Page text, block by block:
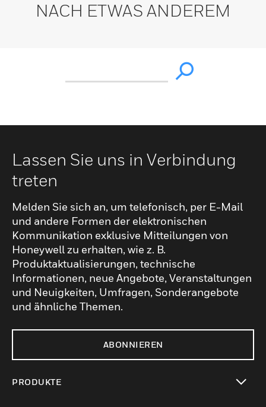
NACH ETWAS ANDEREM
Lassen Sie uns in Verbindung
treten
Melden Sie sich an, um telefonisch, per E-Mail
und andere Formen der elektronischen
Kommunikation exklusive Mitteilungen von
Honeywell zu erhalten, wie z. B.
Produktaktualisierungen, technische
Informationen, neue Angebote, Veranstaltungen
und Neuigkeiten, Umfragen, Sonderangebote
und ähnliche Themen.
ABONNIEREN
PRODUKTE